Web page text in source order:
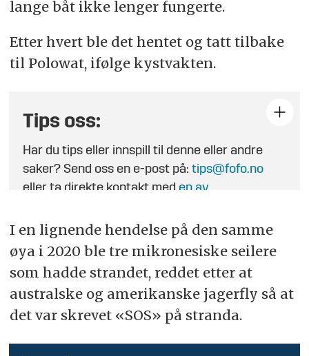
lange båt ikke lenger fungerte.
Etter hvert ble det hentet og tatt tilbake
til Polowat, ifølge kystvakten.
Tips oss:
Har du tips eller innspill til denne eller andre
saker? Send oss en e-post på:tips@fofo.no
eller ta direkte kontakt med en av
I en lignende hendelse på den samme
øya i 2020 ble tre mikronesiske seilere
som hadde strandet, reddet etter at
australske og amerikanske jagerfly så at
det var skrevet «SOS» på stranda.